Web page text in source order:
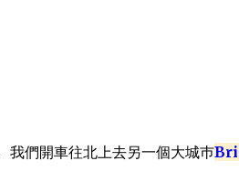
我們開車往北上去另一個大城巿